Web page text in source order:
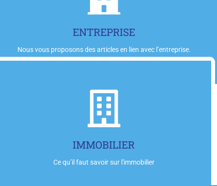
ENTREPRISE
Nous vous proposons des articles en lien avec l’entreprise.
Cliquez-ici
IMMOBILIER
Ce qu’il faut savoir sur l'immobilier
Cliquez-ici